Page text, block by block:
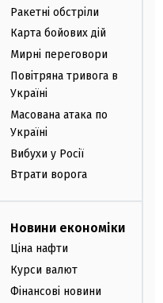
Ракетні обстріли
Карта бойових дій
Мирні переговори
Повітряна тривога в
Україні
Масована атака по
Україні
Вибухи у Росії
Втрати ворога
Новини економіки
Ціна нафти
Курси валют
Фінансові новини